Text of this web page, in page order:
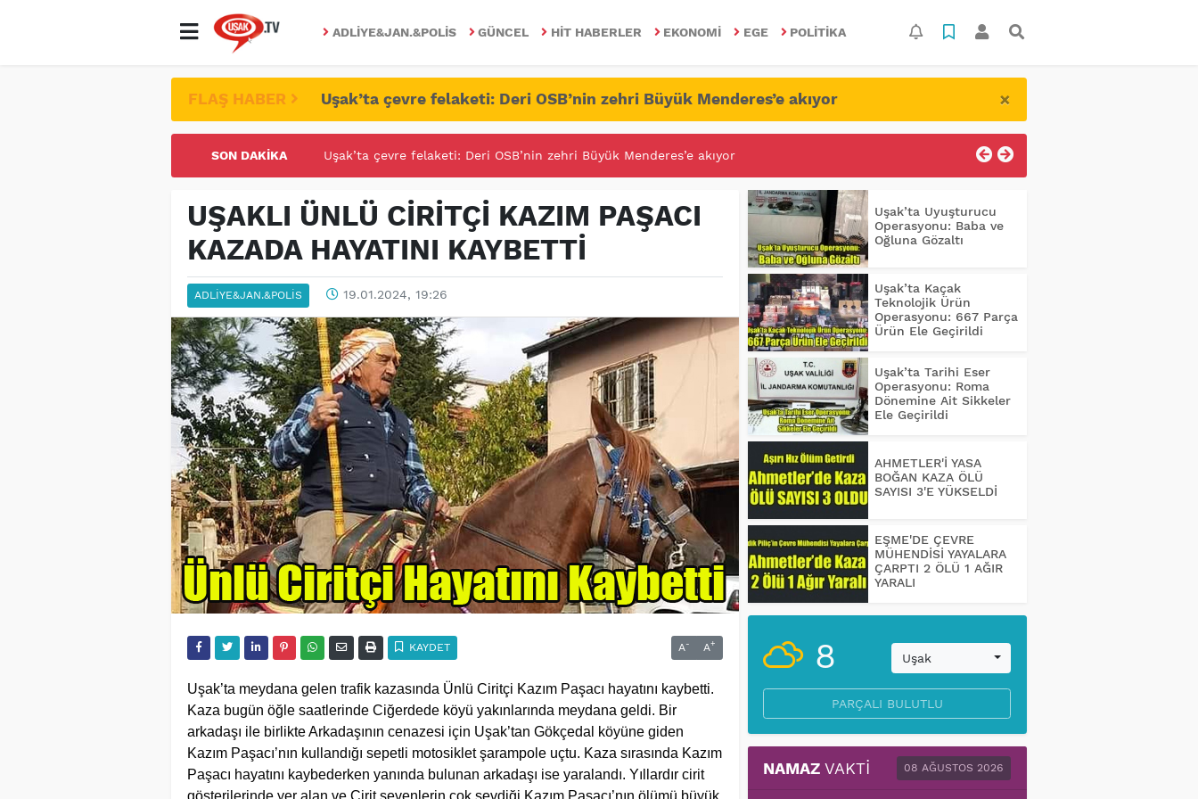
ADLIYE&JAN.&POLIS GÜNCEL HIT HABERLER EKONOMI EGE POLITIKA
FLAŞ HABER Uşak’ta çevre felaketi: Deri OSB’nin zehri Büyük Menderes’e akıyor ×
SON DAKIKA UŞAK ÜNİVERİTESİNDE FETÖ/PDY İLE YALANDAN MÜCADELE!
UŞAKLI ÜNLÜ CİRİTÇİ KAZIM PAŞACI
KAZADA HAYATINI KAYBETTİ
ADLIYE&JAN.&POLIS 19.01.2024, 19:26
KAYDET A- A+
Uşak’ta meydana gelen trafik kazasında Ünlü Ciritçi Kazım Paşacı hayatını kaybetti.
Kaza bugün öğle saatlerinde Ciğerdede köyü yakınlarında meydana geldi. Bir
arkadaşı ile birlikte Arkadaşının cenazesi için Uşak’tan Gökçedal köyüne giden
Kazım Paşacı’nın kullandığı sepetli motosiklet şarampole uçtu. Kaza sırasında Kazım
Paşacı hayatını kaybederken yanında bulunan arkadaşı ise yaralandı. Yıllardır cirit
gösterilerinde yer alan ve Cirit sevenlerin çok sevdiği Kazım Paşacı’nın ölümü büyük
Uşak’ta Uyuşturucu
Operasyonu: Baba ve
Oğluna Gözaltı
Uşak’ta Kaçak
Teknolojik Ürün
Operasyonu: 667 Parça
Ürün Ele Geçirildi
Uşak’ta Tarihi Eser
Operasyonu: Roma
Dönemine Ait Sikkeler
Ele Geçirildi
AHMETLER'İ YASA
BOĞAN KAZA ÖLÜ
SAYISI 3'E YÜKSELDİ
EŞME'DE ÇEVRE
MÜHENDİSİ YAYALARA
ÇARPTI 2 ÖLÜ 1 AĞIR
YARALI
8 Uşak
PARÇALI BULUTLU
NAMAZ VAKTI 08 AĞUSTOS 2026